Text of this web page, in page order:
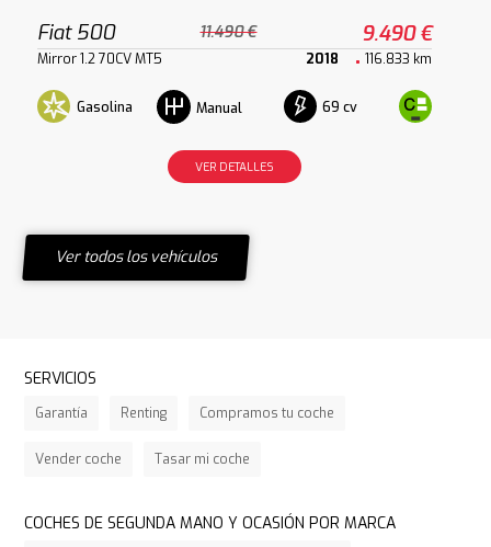
Fiat 500 11.490 € 9.490 €
Mirror 1.2 70CV MT5 2018 116.833 km
Gasolina Manual 69 cv
VER DETALLES
Ver todos los vehículos
SERVICIOS
Garantía Renting Compramos tu coche
Vender coche Tasar mi coche
COCHES DE SEGUNDA MANO Y OCASIÓN POR MARCA